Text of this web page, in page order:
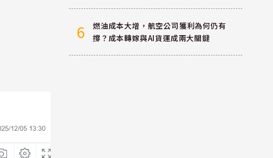
6
燃油成本大增，航空公司獲利為何仍有
撐？成本轉嫁與AI貨運成兩大關鍵